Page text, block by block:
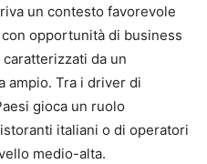
un contesto favorevole
opportunità di business
da un
ampio. Tra i driver di
gioca un ruolo
italiani o di operatori
medio-alta.